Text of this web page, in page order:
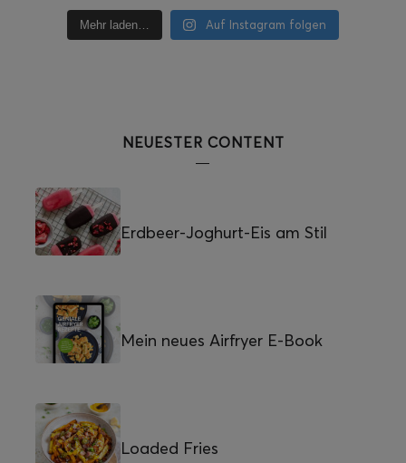
Mehr laden… Auf Instagram folgen
NEUESTER CONTENT
Erdbeer-Joghurt-Eis am Stil
Mein neues Airfryer E-Book
Loaded Fries